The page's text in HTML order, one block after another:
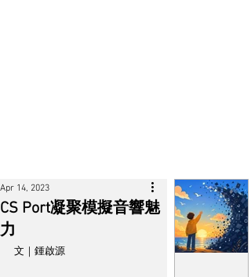
CS Port凝聚模擬音響魅
力
Apr 14, 2023
文｜鍾啟源